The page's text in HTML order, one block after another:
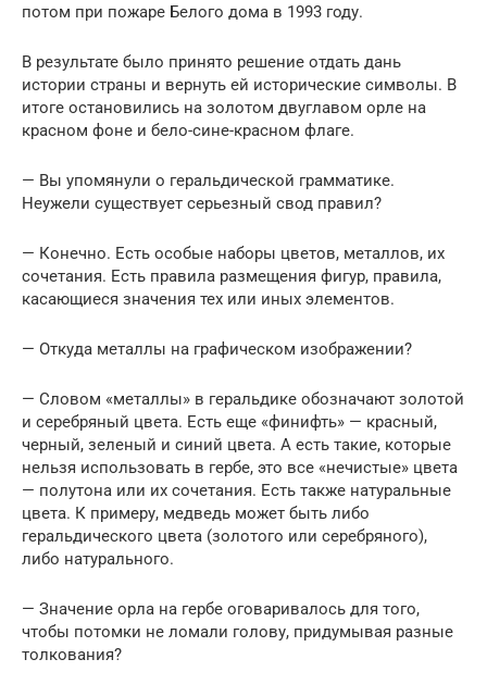
потом при пожаре Белого дома в 1993 году.
В результате было принято решение отдать дань
истории страны и вернуть ей исторические символы. В
итоге остановились на золотом двуглавом орле на
красном фоне и бело-сине-красном флаге.
— Вы упомянули о геральдической грамматике.
Неужели существует серьезный свод правил?
— Конечно. Есть особые наборы цветов, металлов, их
сочетания. Есть правила размещения фигур, правила,
касающиеся значения тех или иных элементов.
— Откуда металлы на графическом изображении?
— Словом «металлы» в геральдике обозначают золотой
и серебряный цвета. Есть еще «финифть» — красный,
черный, зеленый и синий цвета. А есть такие, которые
нельзя использовать в гербе, это все «нечистые» цвета
— полутона или их сочетания. Есть также натуральные
цвета. К примеру, медведь может быть либо
геральдического цвета (золотого или серебряного),
либо натурального.
— Значение орла на гербе оговаривалось для того,
чтобы потомки не ломали голову, придумывая разные
толкования?